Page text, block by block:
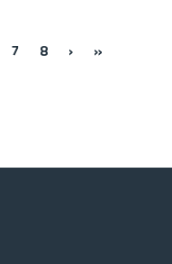
7 8 ››› »